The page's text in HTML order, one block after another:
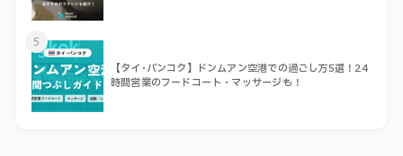
5
【タイ･バンコク】ドンムアン空港での過ごし方5選！24
時間営業のフードコート・マッサージも！